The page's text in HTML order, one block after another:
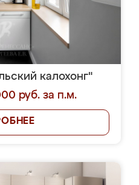
калохонг"
руб. за п.м.